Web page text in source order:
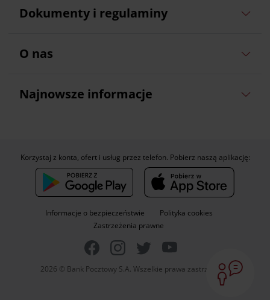
Dokumenty i regulaminy
O nas
Najnowsze informacje
Informacje o bezpieczeństwie
Polityka cookies
Zastrzeżenia prawne
2026 © Bank Pocztowy S.A. Wszelkie prawa zastrzeżone.
Korzystaj z konta, ofert i usług przez telefon. Pobierz naszą aplikację: